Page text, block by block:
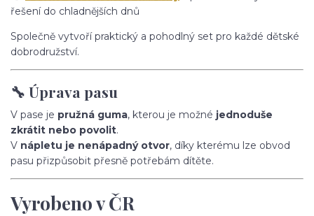
řešení do chladnějších dnů
Společně vytvoří praktický a pohodlný set pro každé dětské
dobrodružství.
🔧 Úprava pasu
V pase je pružná guma, kterou je možné jednoduše
zkrátit nebo povolit.
V nápletu je nenápadný otvor, díky kterému lze obvod
pasu přizpůsobit přesně potřebám dítěte.
Vyrobeno v ČR